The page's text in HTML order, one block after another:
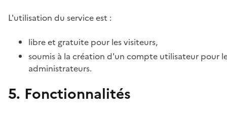
L'utilisation du service est :
libre et gratuite pour les visiteurs,
soumis à la création d'un compte utilisateur pour
administrateurs.
5. Fonctionnalités